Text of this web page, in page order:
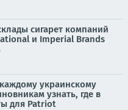
сигарет компаний
и Imperial Brands
украинскому
узнать, где в
для Patriot